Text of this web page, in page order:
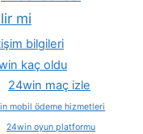
mi
bilgileri
kaç oldu
24win maç izle
mobil ödeme hizmetleri
24win oyun platformu